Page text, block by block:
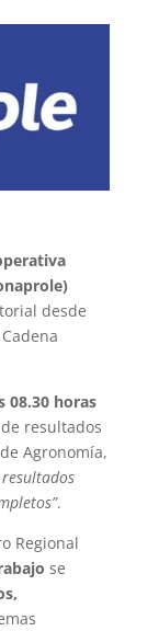
desde
08.30 horas
resultados
Agronomía,
.
Regional
se